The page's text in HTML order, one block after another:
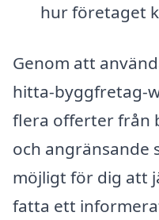
hur företaget
Genom att
hitta-byggfretag-
flera offerter från
och angränsande
möjligt för dig att
fatta ett